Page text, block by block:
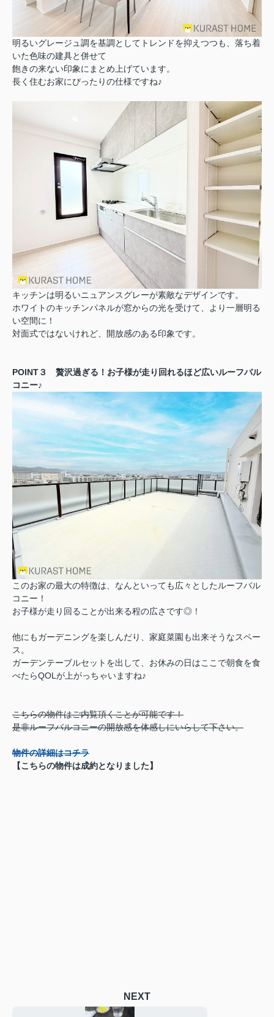
明るいグレージュ調を基調としてトレンドを抑えつつも、落ち着
いた色味の建具と併せて
飽きの来ない印象にまとめ上げています。
長く住むお家にぴったりの仕様ですね♪
キッチンは明るいニュアンスグレーが素敵なデザインです。
ホワイトのキッチンパネルが窓からの光を受けて、より一層明る
い空間に！
対面式ではないけれど、開放感のある印象です。
POINT３ 贅沢過ぎる！お子様が走り回れるほど広いルーフバル
コニー♪
このお家の最大の特徴は、なんといっても広々としたルーフバル
コニー！
お子様が走り回ることが出来る程の広さです◎！
他にもガーデニングを楽しんだり、家庭菜園も出来そうなスペー
ス。
ガーデンテーブルセットを出して、お休みの日はここで朝食を食
べたらQOLが上がっちゃいますね♪
こちらの物件はご内覧頂くことが可能です！
是非ルーフバルコニーの開放感を体感しにいらして下さい。
物件の詳細はコチラ
【こちらの物件は成約となりました】
NEXT